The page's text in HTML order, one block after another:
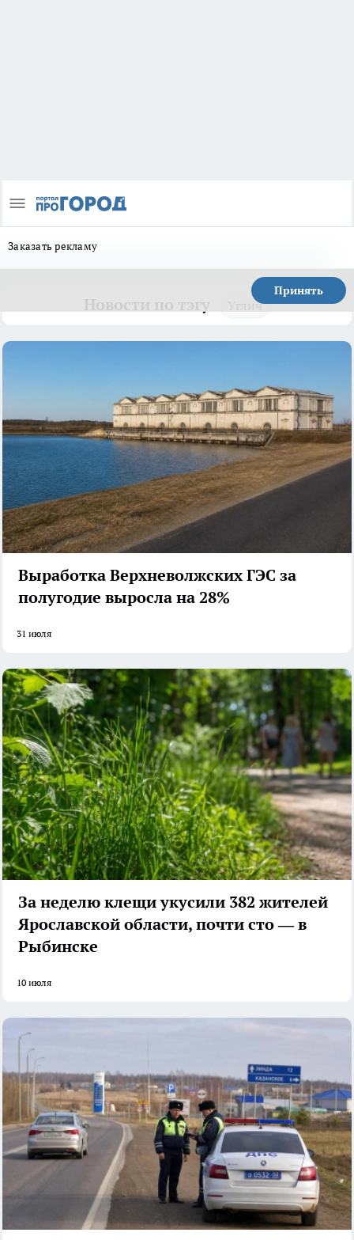
Заказать рекламу
Принять
Углич
Выработка Верхневолжских ГЭС за
полугодие выросла на 28%
31 июля
За неделю клещи укусили 382 жителей
Ярославской области, почти сто — в
Рыбинске
10 июля